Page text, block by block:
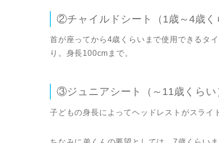
②チャイルドシート（1歳～4歳く
首が座ってから4歳くらいまで使用できるタ
り。身長100cmまで。
③ジュニアシート（～11歳くらい
子どもの身長によってヘッドレストがスラ